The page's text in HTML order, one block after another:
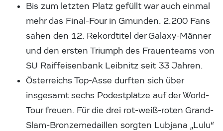
Bis zum letzten Platz gefüllt war auch einmal
mehr das Final-Four in Gmunden. 2.200 Fans
sahen den 12. Rekordtitel der Galaxy-Männer
und den ersten Triumph des Frauenteams von
SU Raiffeisenbank Leibnitz seit 33 Jahren.
Österreichs Top-Asse durften sich über
insgesamt sechs Podestplätze auf der World-
Tour freuen. Für die drei rot-weiß-roten Grand-
Slam-Bronzemedaillen sorgten Lubjana „Lulu“